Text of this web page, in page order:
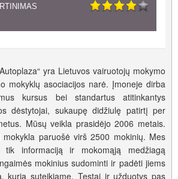
yra Lietuvos vairuotojų mokymo
mokyklų asociacijos narė. Įmoneje dirba
kursus bei standartus atitinkantys
dėstytojai, sukaupę didžiulę patirtį per
Mūsų veikla prasidėjo 2006 metais.
paruošė virš 2500 mokinių. Mes
tik informaciją ir mokomąją medžiagą
mokinius sudominti ir padėti jiems
kurią suteikiame. Testai ir užduotys pas